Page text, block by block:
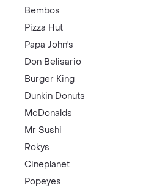
Bembos
Pizza Hut
Papa John's
Don Belisario
Burger King
Dunkin Donuts
McDonalds
Mr Sushi
Rokys
Cineplanet
Popeyes